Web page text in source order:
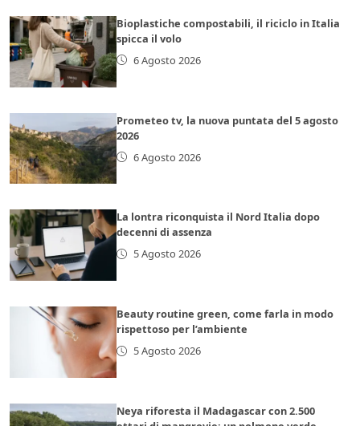
Bioplastiche compostabili, il riciclo in Italia
spicca il volo
6 Agosto 2026
Prometeo tv, la nuova puntata del 5 agosto
2026
6 Agosto 2026
La lontra riconquista il Nord Italia dopo
decenni di assenza
5 Agosto 2026
Beauty routine green, come farla in modo
rispettoso per l’ambiente
5 Agosto 2026
Neya riforesta il Madagascar con 2.500